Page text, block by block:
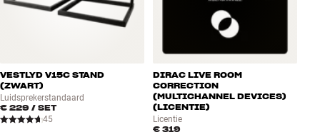
VESTLYD V15C STAND
(ZWART)
Luidsprekerstandaard
€ 229 / SET
45
DIRAC LIVE ROOM
CORRECTION
(MULTICHANNEL DEVICES)
(LICENTIE)
Licentie
€ 319